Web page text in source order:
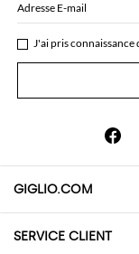
Adresse E-mail
J'ai pris connaissance
GIGLIO.COM
About
SERVICE CLIENT